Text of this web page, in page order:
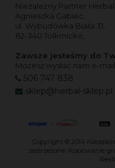
Niezależny Partner
Agnieszka Gabiec,
ul. Wybudówka Biała 31,
82-340 Tolkmicko,
Zawsze jesteśmy do
Możesz wysłać nam e-
506 747 838
sklep@herbal-sklep.pl
Copyright © 2014
zastrzeżone. Kopiowanie